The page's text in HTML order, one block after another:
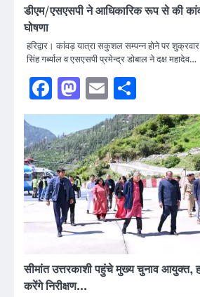
डीएम/एसएसपी ने आधिकारिक रूप से की
घोषणा
हरिद्वार। कांवड़ यात्रा सकुशल सम्पन्न होने पर
सिंह गर्ब्याल व एसएसपी प्रमेन्द्र डोबाल ने दक्ष महादेव…
Facebook
Mastodon
Email
सीमांत उत्तरकाशी पहुंचे मुख्य चुनाव आयुक्त,
करेंगे निरीक्षण…